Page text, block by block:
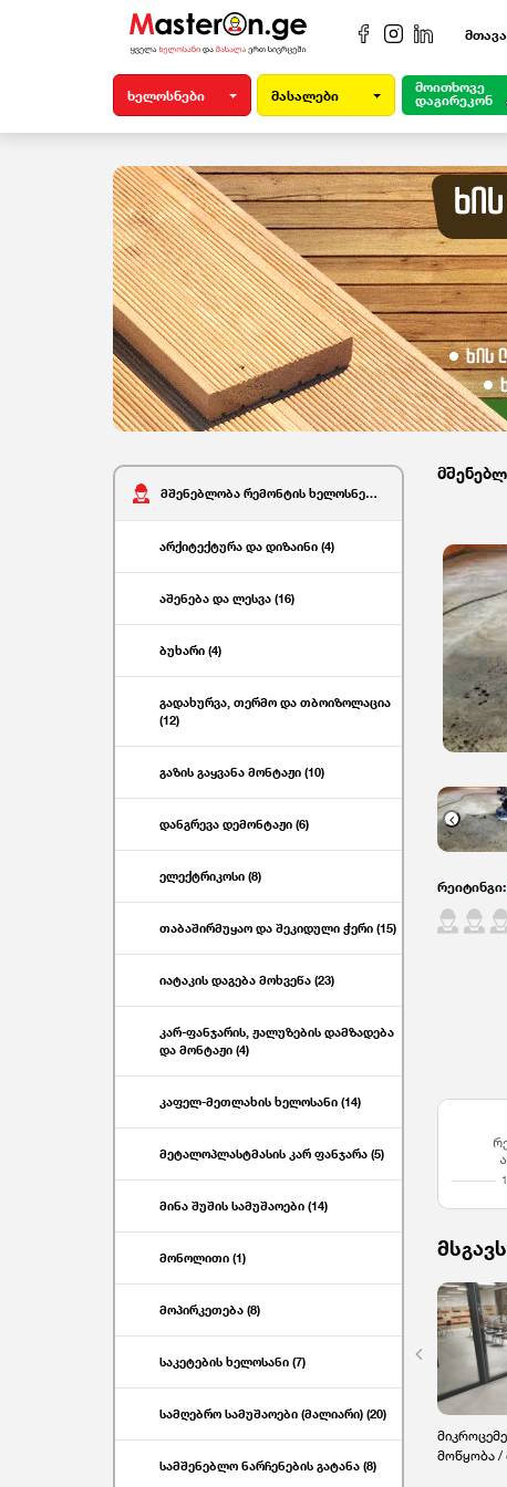
ხელოსნები მასალები
მოითხოვე
დაგირეკონ
მშენებლობა რემონტის ხელოსნები (239)
არქიტექტურა და დიზაინი (4)
აშენება და ლესვა (16)
ბუხარი (4)
გადახურვა, თერმო და თბოიზოლაცია
(12)
გაზის გაყვანა მონტაჟი (10)
დანგრევა დემონტაჟი (6)
ელექტრიკოსი (8)
თაბაშირმუყაო და შეკიდული ჭერი (15)
იატაკის დაგება მოხვეწა (23)
კარ-ფანჯარის, ჟალუზების დამზადება
და მონტაჟი (4)
კაფელ-მეთლახის ხელოსანი (14)
მეტალოპლასტმასის კარ ფანჯარა (5)
მინა შუშის სამუშაოები (14)
მონოლითი (1)
მოპირკეთება (8)
საკეტების ხელოსანი (7)
სამღებრო სამუშაოები (მალიარი) (20)
სამშენებლო ნარჩენების გატანა (8)
Previous
რეიტინგი:
მოწყობა /